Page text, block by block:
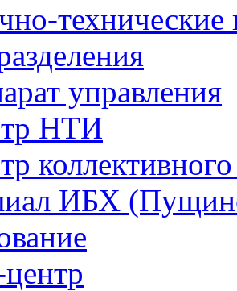
технические
управления
НТИ
ИБХ